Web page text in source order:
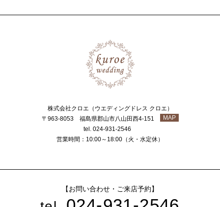
株式会社クロエ（ウエディングドレス クロエ）
〒963-8053 福島県郡山市八山田西4-151
MAP
tel. 024-931-2546
営業時間：10:00～18:00（火・水定休）
【お問い合わせ・ご来店予約】